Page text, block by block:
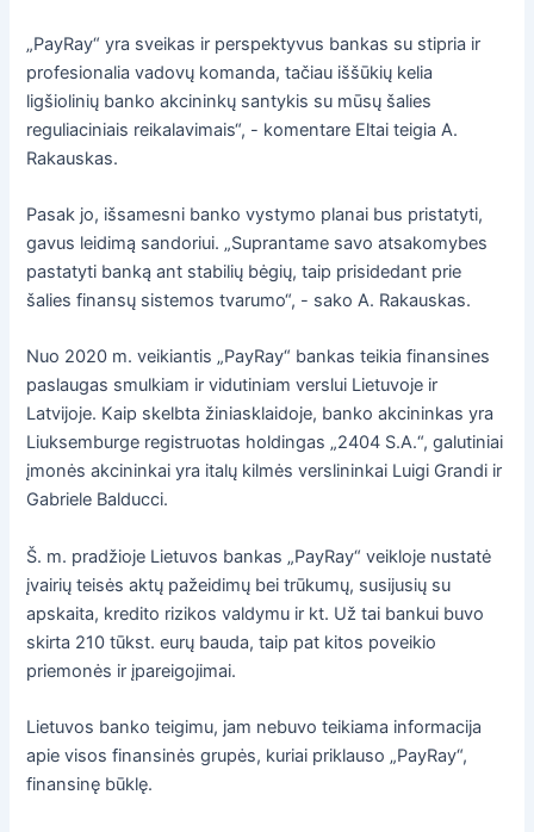
„PayRay“ yra sveikas ir perspektyvus bankas su stipria ir
profesionalia vadovų komanda, tačiau iššūkių kelia
ligšiolinių banko akcininkų santykis su mūsų šalies
reguliaciniais reikalavimais“, - komentare Eltai teigia A.
Rakauskas.
Pasak jo, išsamesni banko vystymo planai bus pristatyti,
gavus leidimą sandoriui. „Suprantame savo atsakomybes
pastatyti banką ant stabilių bėgių, taip prisidedant prie
šalies finansų sistemos tvarumo“, - sako A. Rakauskas.
Nuo 2020 m. veikiantis „PayRay“ bankas teikia finansines
paslaugas smulkiam ir vidutiniam verslui Lietuvoje ir
Latvijoje. Kaip skelbta žiniasklaidoje, banko akcininkas yra
Liuksemburge registruotas holdingas „2404 S.A.“, galutiniai
įmonės akcininkai yra italų kilmės verslininkai Luigi Grandi ir
Gabriele Balducci.
Š. m. pradžioje Lietuvos bankas „PayRay“ veikloje nustatė
įvairių teisės aktų pažeidimų bei trūkumų, susijusių su
apskaita, kredito rizikos valdymu ir kt. Už tai bankui buvo
skirta 210 tūkst. eurų bauda, taip pat kitos poveikio
priemonės ir įpareigojimai.
Lietuvos banko teigimu, jam nebuvo teikiama informacija
apie visos finansinės grupės, kuriai priklauso „PayRay“,
finansinę būklę.